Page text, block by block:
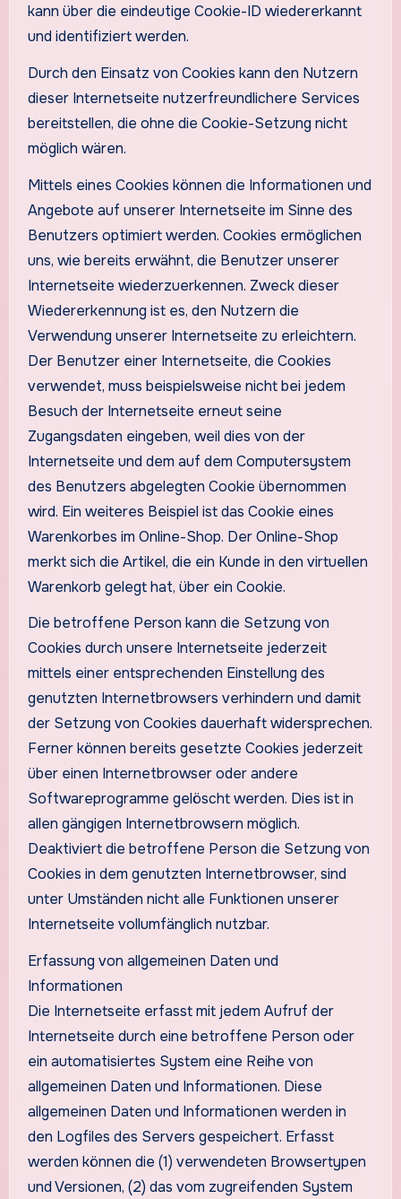
kann über die eindeutige Cookie-ID wiedererkannt
und identifiziert werden.
Durch den Einsatz von Cookies kann den Nutzern
dieser Internetseite nutzerfreundlichere Services
bereitstellen, die ohne die Cookie-Setzung nicht
möglich wären.
Mittels eines Cookies können die Informationen und
Angebote auf unserer Internetseite im Sinne des
Benutzers optimiert werden. Cookies ermöglichen
uns, wie bereits erwähnt, die Benutzer unserer
Internetseite wiederzuerkennen. Zweck dieser
Wiedererkennung ist es, den Nutzern die
Verwendung unserer Internetseite zu erleichtern.
Der Benutzer einer Internetseite, die Cookies
verwendet, muss beispielsweise nicht bei jedem
Besuch der Internetseite erneut seine
Zugangsdaten eingeben, weil dies von der
Internetseite und dem auf dem Computersystem
des Benutzers abgelegten Cookie übernommen
wird. Ein weiteres Beispiel ist das Cookie eines
Warenkorbes im Online-Shop. Der Online-Shop
merkt sich die Artikel, die ein Kunde in den virtuellen
Warenkorb gelegt hat, über ein Cookie.
Die betroffene Person kann die Setzung von
Cookies durch unsere Internetseite jederzeit
mittels einer entsprechenden Einstellung des
genutzten Internetbrowsers verhindern und damit
der Setzung von Cookies dauerhaft widersprechen.
Ferner können bereits gesetzte Cookies jederzeit
über einen Internetbrowser oder andere
Softwareprogramme gelöscht werden. Dies ist in
allen gängigen Internetbrowsern möglich.
Deaktiviert die betroffene Person die Setzung von
Cookies in dem genutzten Internetbrowser, sind
unter Umständen nicht alle Funktionen unserer
Internetseite vollumfänglich nutzbar.
Erfassung von allgemeinen Daten und
Informationen
Die Internetseite erfasst mit jedem Aufruf der
Internetseite durch eine betroffene Person oder
ein automatisiertes System eine Reihe von
allgemeinen Daten und Informationen. Diese
allgemeinen Daten und Informationen werden in
den Logfiles des Servers gespeichert. Erfasst
werden können die (1) verwendeten Browsertypen
und Versionen, (2) das vom zugreifenden System